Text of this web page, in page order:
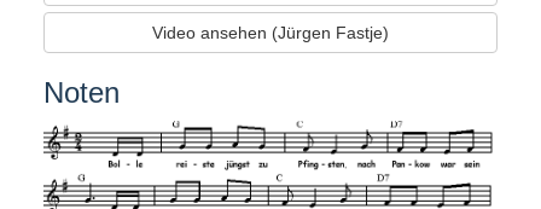
Video ansehen (Jürgen Fastje)
Noten